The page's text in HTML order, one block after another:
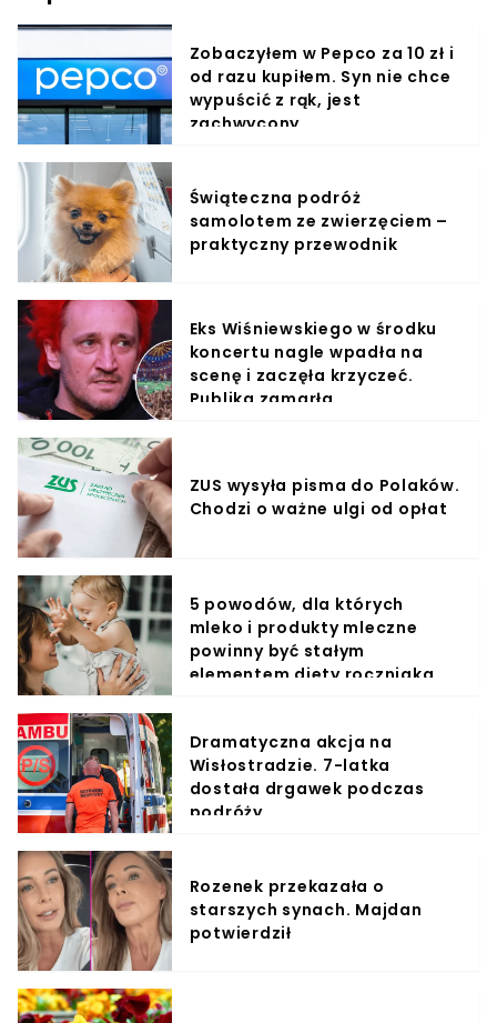
Zobaczyłem w Pepco za 10 zł i
od razu kupiłem. Syn nie chce
wypuścić z rąk, jest
zachwycony
Świąteczna podróż
samolotem ze zwierzęciem –
praktyczny przewodnik
Eks Wiśniewskiego w środku
koncertu nagle wpadła na
scenę i zaczęła krzyczeć.
Publika zamarła
ZUS wysyła pisma do Polaków.
Chodzi o ważne ulgi od opłat
5 powodów, dla których
mleko i produkty mleczne
powinny być stałym
elementem diety roczniaka
Dramatyczna akcja na
Wisłostradzie. 7-latka
dostała drgawek podczas
podróży
Rozenek przekazała o
starszych synach. Majdan
potwierdził